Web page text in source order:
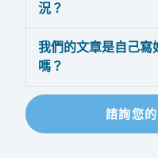
況？
我們的文章是自己寫
嗎？
諮詢您